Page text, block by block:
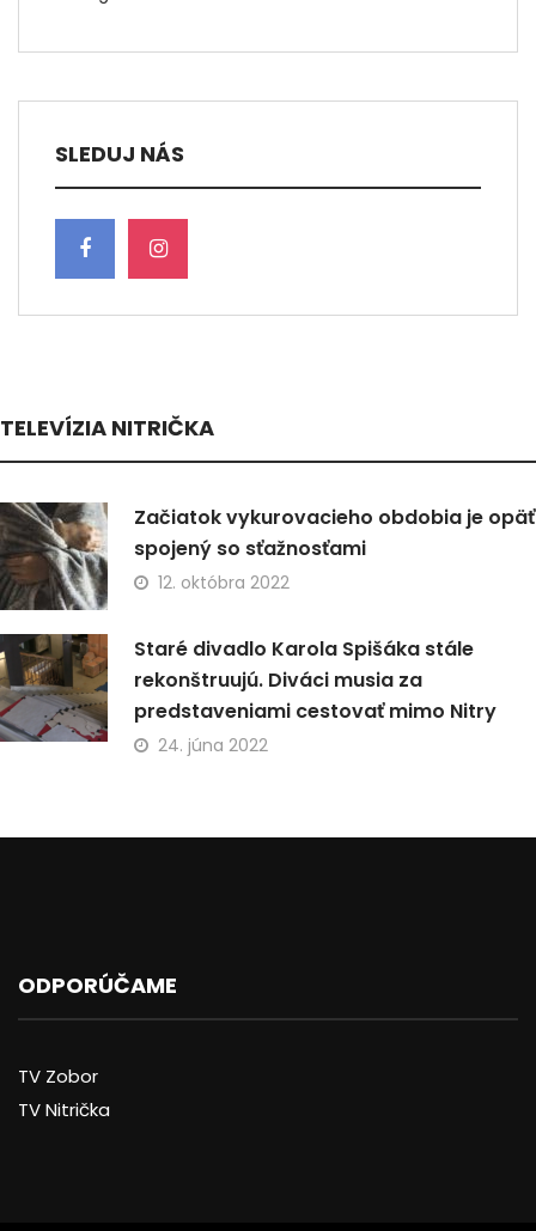
SLEDUJ NÁS
TELEVÍZIA NITRIČKA
Začiatok vykurovacieho obdobia je opäť
spojený so sťažnosťami
12. októbra 2022
Staré divadlo Karola Spišáka stále
rekonštruujú. Diváci musia za
predstaveniami cestovať mimo Nitry
24. júna 2022
ODPORÚČAME
TV Zobor
TV Nitrička